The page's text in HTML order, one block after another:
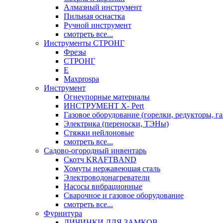
Алмазный инструмент
Пильная оснастка
Ручной инструмент
смотреть все...
Инструменты СТРОНГ
Фрезы
СТРОНГ
Е
Maxprospa
Инструмент
Огнеупорные материалы
ИНСТРУМЕНТ X- Pert
Газовое оборудование (горелки, редукторы,
Электрика (переноски, ТЭНы)
Стяжки нейлоновые
смотреть все...
Садово-огородный инвентарь
Скотч KRAFTBAND
Хомуты нержавеющая сталь
Электроводонагреватели
Насосы вибрационные
Сварочное и газовое оборудование
смотреть все...
Фурнитура